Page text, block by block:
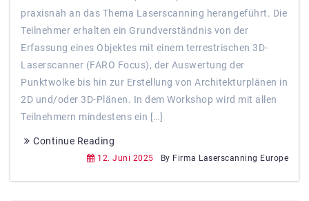
praxisnah an das Thema Laserscanning herangeführt. Die
Teilnehmer erhalten ein Grundverständnis von der
Erfassung eines Objektes mit einem terrestrischen 3D-
Laserscanner (FARO Focus), der Auswertung der
Punktwolke bis hin zur Erstellung von Architekturplänen in
2D und/oder 3D-Plänen. In dem Workshop wird mit allen
Teilnehmern mindestens ein […]
Continue Reading
12. Juni 2025 By Firma Laserscanning Europe